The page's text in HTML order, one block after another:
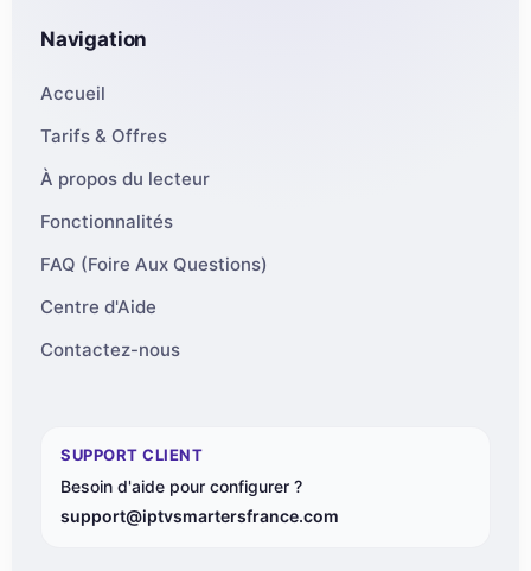
Navigation
Accueil
Tarifs & Offres
À propos du lecteur
Fonctionnalités
FAQ (Foire Aux Questions)
Centre d'Aide
Contactez-nous
SUPPORT CLIENT
Besoin d'aide pour configurer ?
support@iptvsmartersfrance.com